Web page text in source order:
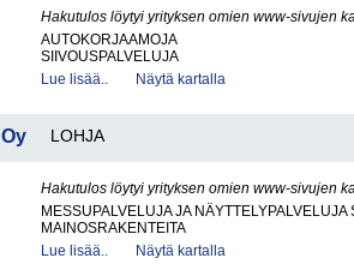
Hakutulos löytyi yrityksen omien www-sivujen
AUTOKORJAAMOJA
SIIVOUSPALVELUJA
Lue lisää..
Näytä kartalla
LOHJA
Hakutulos löytyi yrityksen omien www-sivujen
MESSUPALVELUJA JA NÄYTTELYPALVELUJA
MAINOSRAKENTEITA
Lue lisää..
Näytä kartalla